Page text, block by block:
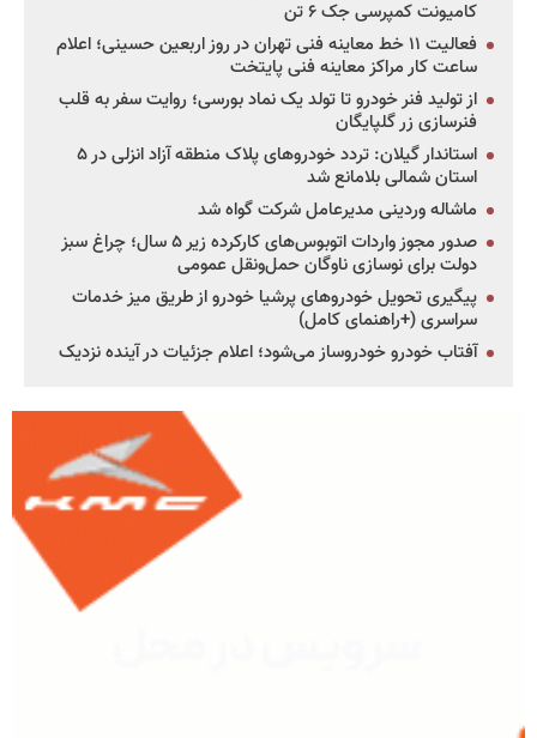
کامیونت کمپرسی جک ۶ تن
فعالیت ۱۱ خط معاینه فنی تهران در روز اربعین حسینی؛ اعلام
ساعت کار مراکز معاینه فنی پایتخت
از تولید فنر خودرو تا تولد یک نماد بورسی؛ روایت سفر به قلب
فنرسازی زر گلپایگان
استاندار گیلان: تردد خودروهای پلاک منطقه آزاد انزلی در ۵
استان شمالی بلامانع شد
ماشاله وردینی مدیرعامل شرکت گواه شد
صدور مجوز واردات اتوبوس‌های کارکرده زیر ۵ سال؛ چراغ سبز
دولت برای نوسازی ناوگان حمل‌ونقل عمومی
پیگیری تحویل خودروهای پرشیا خودرو از طریق میز خدمات
سراسری (+راهنمای کامل)
آفتاب خودرو خودروساز می‌شود؛ اعلام جزئیات در آینده نزدیک